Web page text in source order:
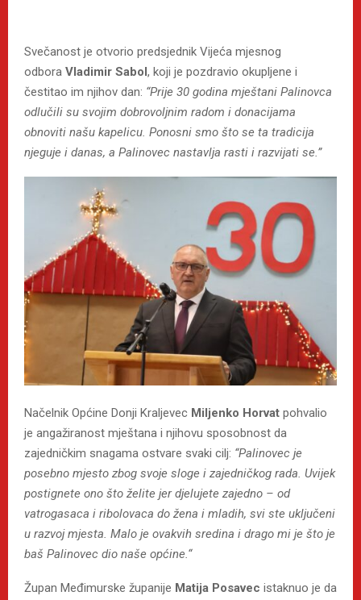
Svečanost je otvorio predsjednik Vijeća mjesnog
odbora Vladimir Sabol, koji je pozdravio okupljene i
čestitao im njihov dan: “Prije 30 godina mještani Palinovca
odlučili su svojim dobrovoljnim radom i donacijama
obnoviti našu kapelicu. Ponosni smo što se ta tradicija
njeguje i danas, a Palinovec nastavlja rasti i razvijati se.”
Načelnik Općine Donji Kraljevec Miljenko Horvat pohvalio
je angažiranost mještana i njihovu sposobnost da
zajedničkim snagama ostvare svaki cilj: “Palinovec je
posebno mjesto zbog svoje sloge i zajedničkog rada. Uvijek
postignete ono što želite jer djelujete zajedno – od
vatrogasaca i ribolovaca do žena i mladih, svi ste uključeni
u razvoj mjesta. Malo je ovakvih sredina i drago mi je što je
baš Palinovec dio naše općine.“
Župan Međimurske županije Matija Posavec istaknuo je da